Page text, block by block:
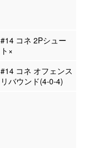
#14 コネ 2Pシュー
ト×
#14 コネ オフェンス
リバウンド(4-0-4)